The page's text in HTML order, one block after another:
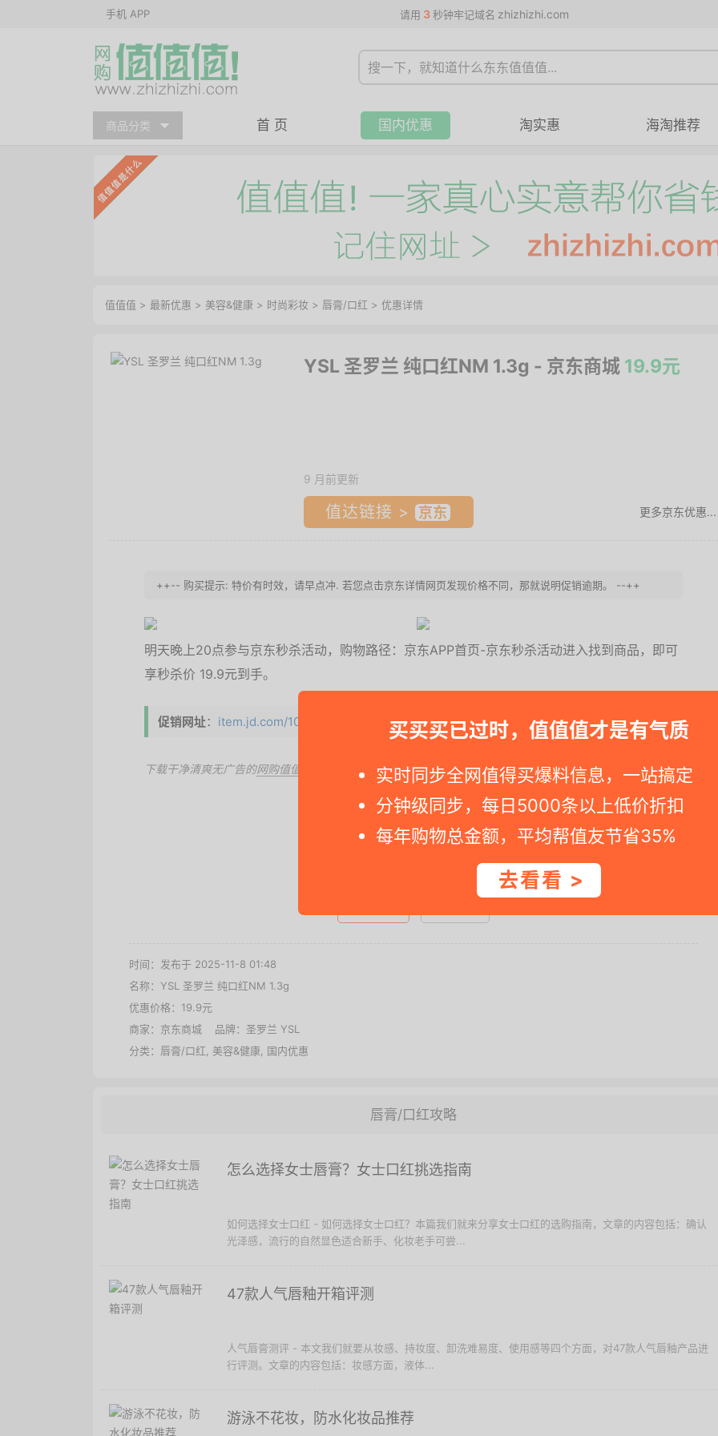
手机 APP 请用 3 秒钟牢记域名 zhizhizhi.com
商品分类 首 页 国内优惠 淘实惠 海淘推荐
买买买已过时，值值值才是有气质
实时同步全网值得买爆料信息，一站搞定
分钟级同步，每日5000条以上低价折扣
每年购物总金额，平均帮值友节省35%
去看看 >
值值值 > 最新优惠 > 美容&健康 > 时尚彩妆 > 唇膏/口红 > 优惠详情
YSL 圣罗兰 纯口红NM 1.3g - 京东商城 19.9元
9 月前更新
值达链接 > 更多京东优惠...
++-- 购买提示: 特价有时效，请早点冲. 若您点击京东详情网页发现价格不同，那就说明促销逾期。 --++
明天晚上20点参与京东秒杀活动，购物路径：京东APP首页-京东秒杀活动进入找到商品，即可
享秒杀价 19.9元到手。
促销网址： item.jd.com/100239404376.....
下载干净清爽无广告的网购值值值App ，第一时间得到内部特价；点此领取隐藏优惠券 ，先领券再下单。
查看完整图文 >
时间：发布于 2025-11-8 01:48
名称： YSL 圣罗兰 纯口红NM 1.3g
优惠价格： 19.9元
商家： 京东商城 品牌： 圣罗兰 YSL
分类： 唇膏/口红 美容&健康 国内优惠
唇膏/口红攻略
怎么选择女士唇膏？女士口红挑选指南
如何选择女士口红 - 如何选择女士口红？本篇我们就来分享女士口红的选购指南，文章的内容包括：确认
光泽感，流行的自然显色适合新手、化妆老手可尝...
47款人气唇釉开箱评测
人气唇膏测评 - 本文我们就要从妆感、持妆度、卸洗难易度、使用感等四个方面，对47款人气唇釉产品进
行评测。文章的内容包括：妆感方面，液体...
游泳不花妆，防水化妆品推荐